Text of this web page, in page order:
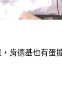
肯德基也有蛋